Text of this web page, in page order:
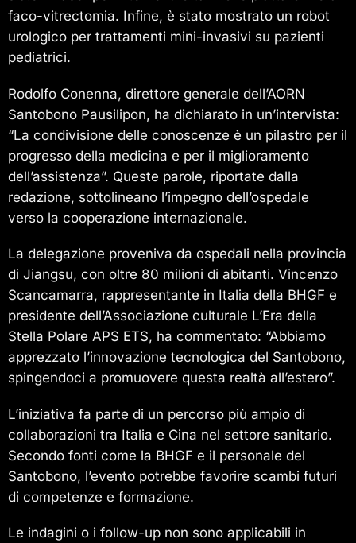
faco-vitrectomia. Infine, è stato mostrato un robot
urologico per trattamenti mini-invasivi su pazienti
pediatrici.
Rodolfo Conenna, direttore generale dell’AORN
Santobono Pausilipon, ha dichiarato in un’intervista:
“La condivisione delle conoscenze è un pilastro per il
progresso della medicina e per il miglioramento
dell’assistenza”. Queste parole, riportate dalla
redazione, sottolineano l’impegno dell’ospedale
verso la cooperazione internazionale.
La delegazione proveniva da ospedali nella provincia
di Jiangsu, con oltre 80 milioni di abitanti. Vincenzo
Scancamarra, rappresentante in Italia della BHGF e
presidente dell’Associazione culturale L’Era della
Stella Polare APS ETS, ha commentato: “Abbiamo
apprezzato l’innovazione tecnologica del Santobono,
spingendoci a promuovere questa realtà all’estero”.
L’iniziativa fa parte di un percorso più ampio di
collaborazioni tra Italia e Cina nel settore sanitario.
Secondo fonti come la BHGF e il personale del
Santobono, l’evento potrebbe favorire scambi futuri
di competenze e formazione.
Le indagini o i follow-up non sono applicabili in